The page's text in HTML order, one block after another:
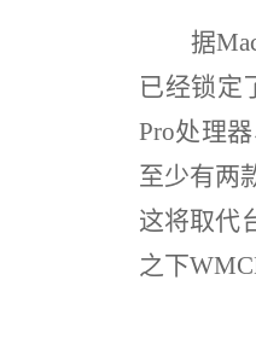
据
已经锁定
Pro处理
至少有两
这将取代
之下